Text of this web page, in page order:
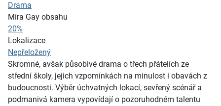
Drama
Míra Gay obsahu
20%
Lokalizace
Nepřeložený
Skromné, avšak působivé drama o třech přátelích ze
střední školy, jejich vzpomínkách na minulost i obavách z
budoucnosti. Výběr úchvatných lokací, sevřený scénář a
podmanivá kamera vypovídají o pozoruhodném talentu